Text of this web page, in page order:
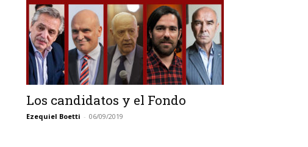
Los candidatos y el Fondo
Ezequiel Boetti - 06/09/2019